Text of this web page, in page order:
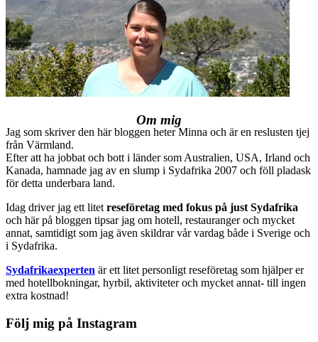
Om mig
Jag som skriver den här bloggen heter Minna och är en reslusten tjej
från Värmland.
Efter att ha jobbat och bott i länder som Australien, USA, Irland och
Kanada, hamnade jag av en slump i Sydafrika 2007 och föll pladask
för detta underbara land.
Idag driver jag ett litet reseföretag med fokus på just Sydafrika
och här på bloggen tipsar jag om hotell, restauranger och mycket
annat, samtidigt som jag även skildrar vår vardag både i Sverige och
i Sydafrika.
Sydafrikaexperten är ett litet personligt reseföretag som hjälper er
med hotellbokningar, hyrbil, aktiviteter och mycket annat- till ingen
extra kostnad!
Följ mig på Instagram